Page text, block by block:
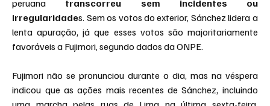
peruana transcorreu sem incidentes ou
irregularidades. Sem os votos do exterior, Sánchez lidera a
lenta apuração, já que esses votos são majoritariamente
favoráveis a Fujimori, segundo dados da ONPE.
Fujimori não se pronunciou durante o dia, mas na véspera
indicou que as ações mais recentes de Sánchez, incluindo